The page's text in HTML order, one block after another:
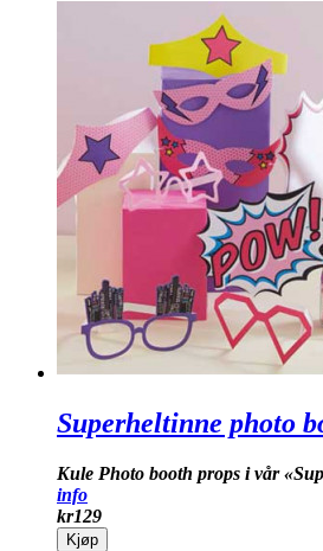
Superheltinne photo
Kule Photo booth props i vår
info
kr129
Kjøp